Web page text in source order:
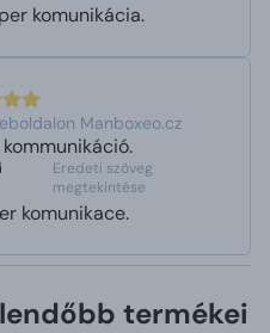
komunikácia.
Manboxeo.cz
Eredeti szöveg
megtekintése
komunikace.
termékei